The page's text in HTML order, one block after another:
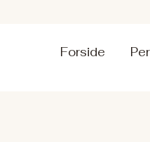
Forside